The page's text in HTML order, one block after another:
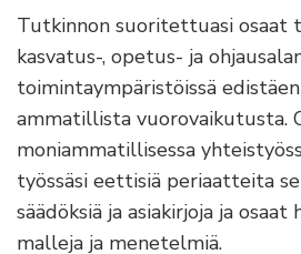
Tutkinnon suoritettuasi osaat
kasvatus-, opetus- ja
toimintaympäristöissä
ammatillista vuorovaikutusta.
moniammatillisessa
työssäsi eettisiä periaatteita
säädöksiä ja asiakirjoja ja
malleja ja menetelmiä.